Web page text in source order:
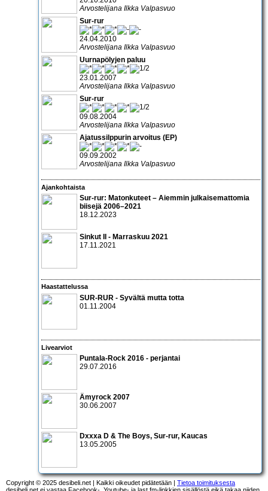
Arvostelijana Ilkka Valpasvuo
Sur-rur
24.04.2010
Arvostelijana Ilkka Valpasvuo
Uurnapölyjen paluu
23.01.2007
Arvostelijana Ilkka Valpasvuo
Sur-rur
09.08.2004
Arvostelijana Ilkka Valpasvuo
Ajatussilppurin arvoitus (EP)
09.09.2002
Arvostelijana Ilkka Valpasvuo
Ajankohtaista
Sur-rur: Matonkuteet – Aiemmin julkaisemattomia
biisejä 2006–2021
18.12.2023
Sinkut II - Marraskuu 2021
17.11.2021
Haastattelussa
SUR-RUR - Syvältä mutta totta
01.11.2004
Livearviot
Puntala-Rock 2016 - perjantai
29.07.2016
Ämyrock 2007
30.06.2007
Dxxxa D & The Boys, Sur-rur, Kaucas
13.05.2005
Copyright © 2025 desibeli.net | Kaikki oikeudet pidätetään | Tietoa toimituksesta